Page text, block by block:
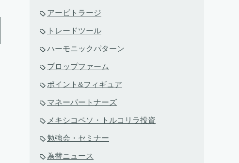
アービトラージ
トレードツール
ハーモニックパターン
プロップファーム
ポイント&フィギュア
マネーパートナーズ
メキシコペソ・トルコリラ投資
勉強会・セミナー
為替ニュース